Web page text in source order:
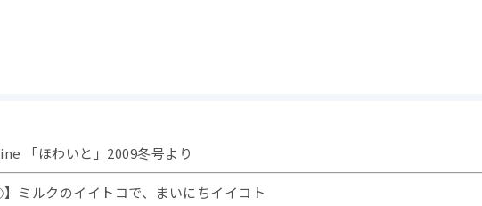
「ほわいと」2009冬号より
ミルクのイイトコで、まいにちイイコト